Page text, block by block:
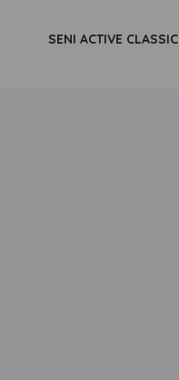
SENI ACTIVE CLASSIC